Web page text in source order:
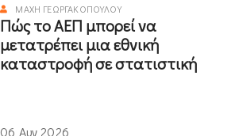
ΜΆΧΗ ΓΕΩΡΓΑΚΟΠΟΎΛΟΥ
Πώς το ΑΕΠ μπορεί να
μετατρέπει μια εθνική
καταστροφή σε στατιστική
06 Αυγ 2026